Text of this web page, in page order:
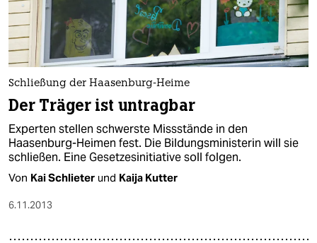
Schließung der Haasenburg-Heime
Der Träger ist untragbar
Experten stellen schwerste Missstände in den
Haasenburg-Heimen fest. Die Bildungsministerin will sie
schließen. Eine Gesetzesinitiative soll folgen.
Von Kai Schlieter und Kaija Kutter
6.11.2013